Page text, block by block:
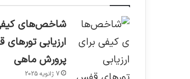
شاخص‌های
ارزیابی
پرورش ماهی
7 ژانویه 2025